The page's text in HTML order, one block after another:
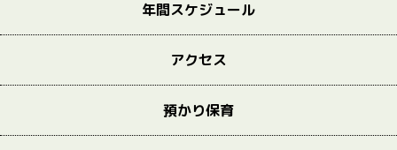
年間スケジュール
アクセス
預かり保育